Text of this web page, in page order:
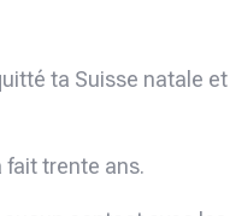
ta Suisse natale
fait trente ans.